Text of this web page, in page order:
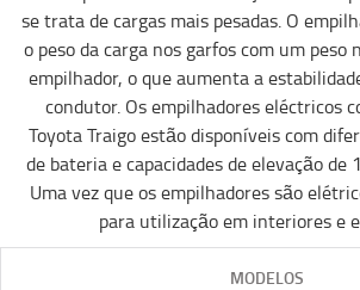
se trata de cargas mais pesadas. O
o peso da carga nos garfos com um peso
empilhador, o que aumenta a
condutor. Os empilhadores eléctricos
Toyota Traigo estão disponíveis com
de bateria e capacidades de elevação de
Uma vez que os empilhadores são
para utilização em interiores e
MODELOS